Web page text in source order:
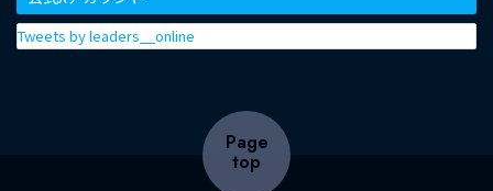
Tweets by leaders__online
Page
top